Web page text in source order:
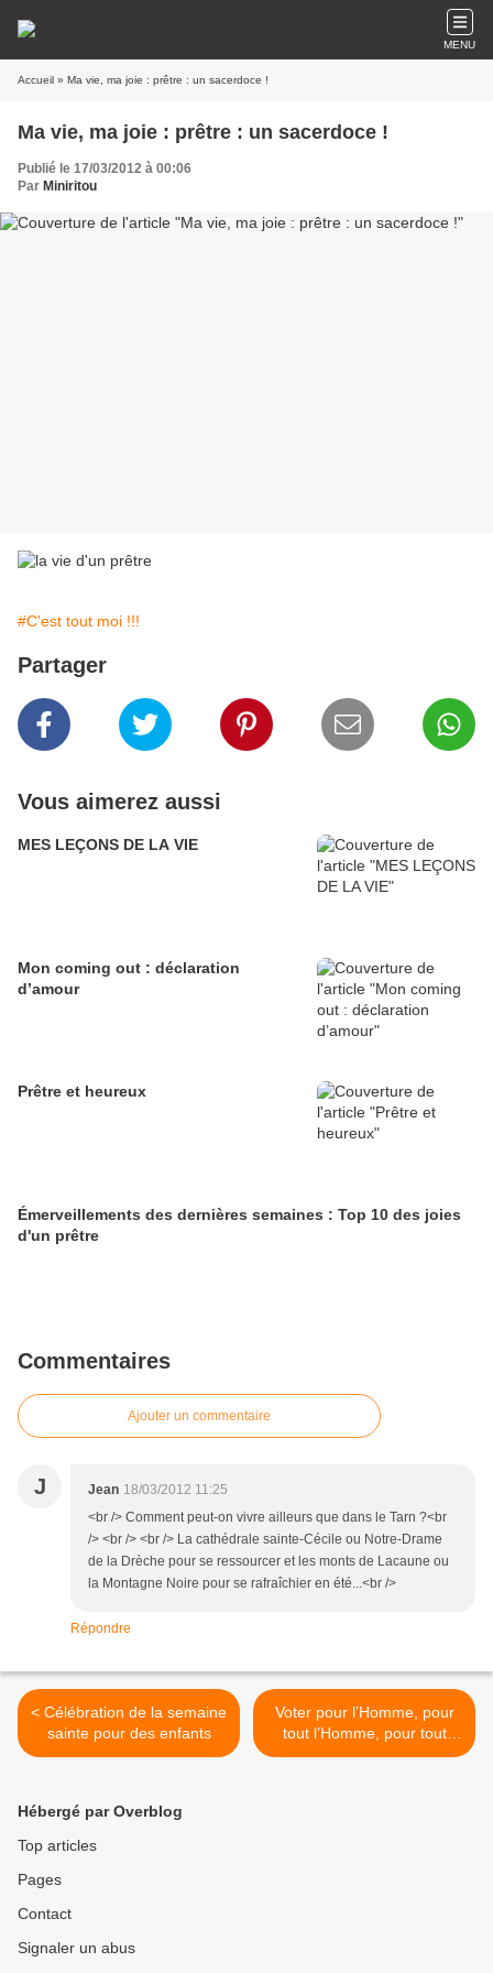
MENU
Accueil » Ma vie, ma joie : prêtre : un sacerdoce !
Ma vie, ma joie : prêtre : un sacerdoce !
Publié le 17/03/2012 à 00:06
Par Miniritou
#C'est tout moi !!!
Partager
Vous aimerez aussi
MES LEÇONS DE LA VIE
Mon coming out : déclaration
d’amour
Prêtre et heureux
Émerveillements des dernières semaines : Top 10 des joies
d'un prêtre
Commentaires
Ajouter un commentaire
J Jean 18/03/2012 11:25
<br /> Comment peut-on vivre ailleurs que dans le Tarn ?<br
/> <br /> <br /> La cathédrale sainte-Cécile ou Notre-Drame
de la Drèche pour se ressourcer et les monts de Lacaune ou
la Montagne Noire pour se rafraîchier en été...<br />
Répondre
< Célébration de la semaine
sainte pour des enfants
Voter pour l’Homme, pour
tout l’Homme, pour tout
homme. >
Hébergé par Overblog
Top articles
Pages
Contact
Signaler un abus